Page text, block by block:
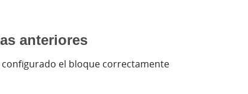
anteriores
configurado el bloque correctamente